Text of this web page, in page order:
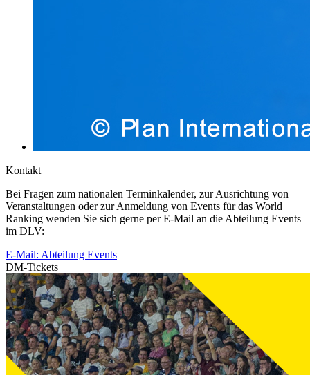
Kontakt
Bei Fragen zum nationalen Terminkalender, zur Ausrichtung von
Veranstaltungen oder zur Anmeldung von Events für das World
Ranking wenden Sie sich gerne per E-Mail an die Abteilung Events
im DLV:
E-Mail: Abteilung Events
DM-Tickets